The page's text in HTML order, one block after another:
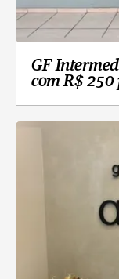
GF
com R$